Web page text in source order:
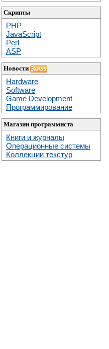
Скрипты
PHP
JavaScript
Perl
ASP
Новости
Hardware
Software
Game Development
Программирование
Магазин программиста
Книги и журналы
Операционные системы
Коллекции текстур